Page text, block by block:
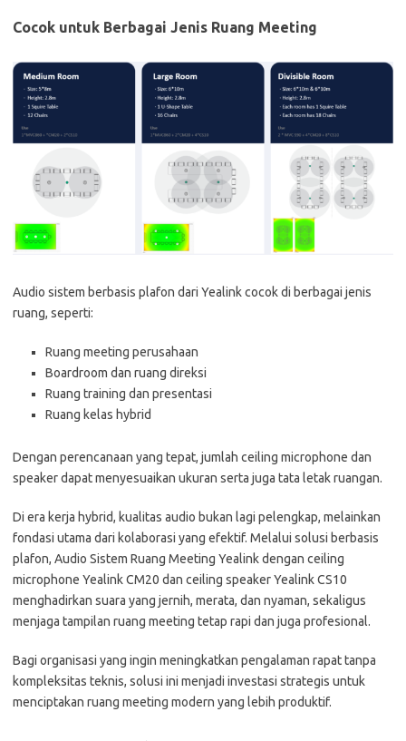
Cocok untuk Berbagai Jenis Ruang Meeting
Audio sistem berbasis plafon dari Yealink cocok di berbagai jenis
ruang, seperti:
Ruang meeting perusahaan
Boardroom dan ruang direksi
Ruang training dan presentasi
Ruang kelas hybrid
Dengan perencanaan yang tepat, jumlah ceiling microphone dan
speaker dapat menyesuaikan ukuran serta juga tata letak ruangan.
Di era kerja hybrid, kualitas audio bukan lagi pelengkap, melainkan
fondasi utama dari kolaborasi yang efektif. Melalui solusi berbasis
plafon, Audio Sistem Ruang Meeting Yealink dengan ceiling
microphone Yealink CM20 dan ceiling speaker Yealink CS10
menghadirkan suara yang jernih, merata, dan nyaman, sekaligus
menjaga tampilan ruang meeting tetap rapi dan juga profesional.
Bagi organisasi yang ingin meningkatkan pengalaman rapat tanpa
kompleksitas teknis, solusi ini menjadi investasi strategis untuk
menciptakan ruang meeting modern yang lebih produktif.